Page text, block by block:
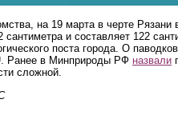
на 19 марта в черте Рязани
сантиметра и составляет 122
поста города. О
is external)
. Ранее в Минприроды РФ назвали
сложной.